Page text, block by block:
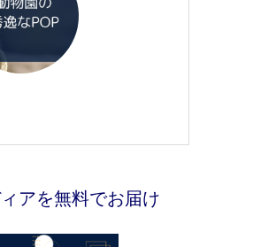
アを無料でお届け